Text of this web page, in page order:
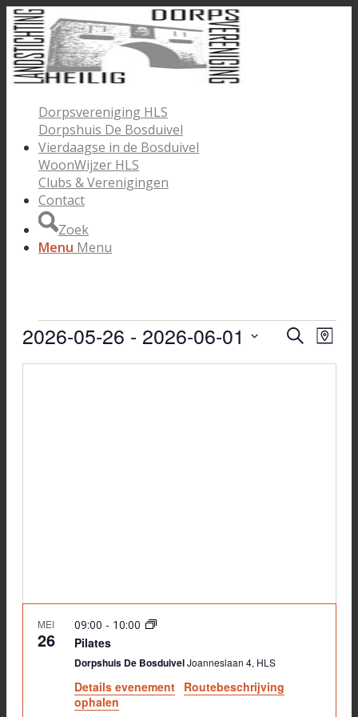
Dorpsvereniging HLS
Dorpshuis De Bosduivel
Vierdaagse in de Bosduivel
WoonWijzer HLS
Clubs & Verenigingen
Contact
Zoek
Menu Menu
Evenementen
Zoeken
ZoekenKaart
2026-05-26 - 2026-06-01
MEI
26 Pilates
09:00 - 10:00
Dorpshuis De Bosduivel Joanneslaan 4, HLS
Details evenement
Routebeschrijving
ophalen